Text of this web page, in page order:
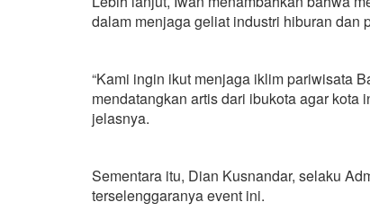
dalam menjaga geliat industri hiburan dan
“Kami ingin ikut menjaga iklim pariwisata
mendatangkan artis dari ibukota agar kota
jelasnya.
Sementara itu, Dian Kusnandar, selaku
terselenggaranya event ini.